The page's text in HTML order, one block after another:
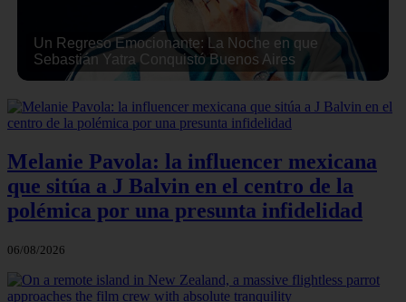
Un Regreso Emocionante: La Noche en que
Sebastián Yatra Conquistó Buenos Aires
Melanie Pavola: la influencer mexicana
que sitúa a J Balvin en el centro de la
polémica por una presunta infidelidad
06/08/2026